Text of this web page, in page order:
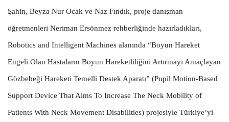
Şahin, Beyza Nur Ocak ve Naz Fındık, proje danışman
öğretmenleri Neriman Ersönmez rehberliğinde hazırladıkları,
Robotics and Intelligent Machines alanında “Boyun Hareket
Engeli Olan Hastaların Boyun Hareketliliğini Artırmayı Amaçlayan
Gözbebeği Hareketi Temelli Destek Aparatı” (Pupil Motion-Based
Support Device That Aims To Increase The Neck Mobility of
Patients With Neck Movement Disabilities) projesiyle Türkiye’yi